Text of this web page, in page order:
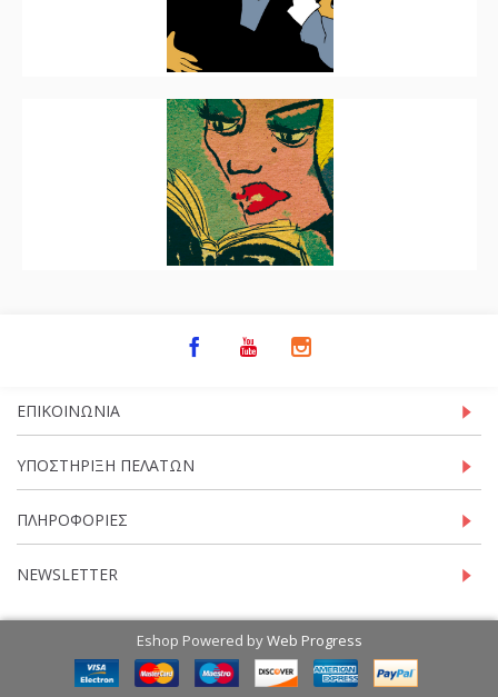
ΕΠΙΚΟΙΝΩΝΊΑ
ΥΠΟΣΤΉΡΙΞΗ ΠΕΛΑΤΏΝ
ΠΛΗΡΟΦΟΡΊΕΣ
NEWSLETTER
Eshop Powered byWeb Progress